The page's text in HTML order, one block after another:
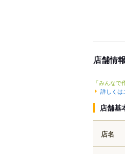
店舗情
「みんな
詳しくは
店舗基
店名